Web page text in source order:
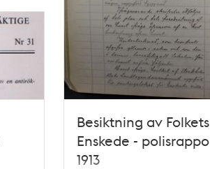
Besiktning av
Enskede -
1913